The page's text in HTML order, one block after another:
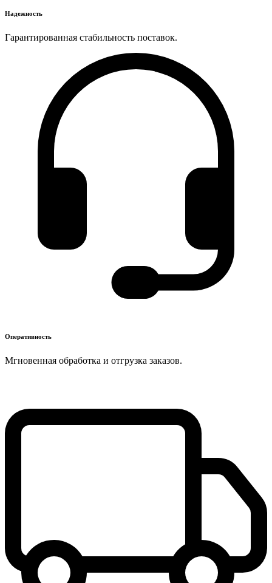
Надежность
Гарантированная стабильность поставок.
Оперативность
Мгновенная обработка и отгрузка заказов.